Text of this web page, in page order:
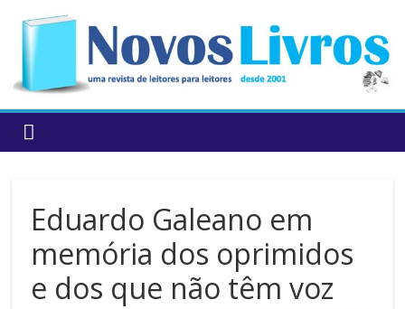
content
Eduardo Galeano em
memória dos oprimidos
e dos que não têm voz